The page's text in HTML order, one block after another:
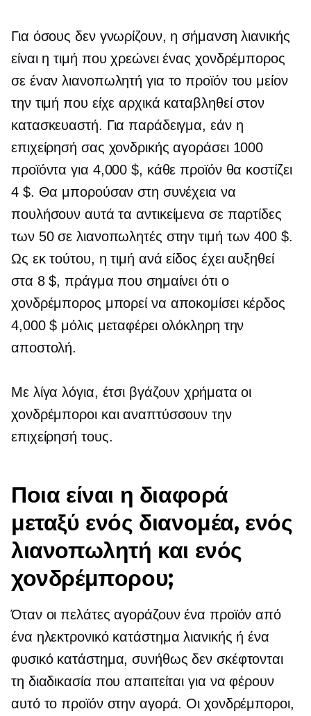
Για όσους δεν γνωρίζουν, η σήμανση λιανικής
είναι η τιμή που χρεώνει ένας χονδρέμπορος
σε έναν λιανοπωλητή για το προϊόν του μείον
την τιμή που είχε αρχικά καταβληθεί στον
κατασκευαστή. Για παράδειγμα, εάν η
επιχείρησή σας χονδρικής αγοράσει 1000
προϊόντα για 4,000 $, κάθε προϊόν θα κοστίζει
4 $. Θα μπορούσαν στη συνέχεια να
πουλήσουν αυτά τα αντικείμενα σε παρτίδες
των 50 σε λιανοπωλητές στην τιμή των 400 $.
Ως εκ τούτου, η τιμή ανά είδος έχει αυξηθεί
στα 8 $, πράγμα που σημαίνει ότι ο
χονδρέμπορος μπορεί να αποκομίσει κέρδος
4,000 $ μόλις μεταφέρει ολόκληρη την
αποστολή.
Με λίγα λόγια, έτσι βγάζουν χρήματα οι
χονδρέμποροι και αναπτύσσουν την
επιχείρησή τους.
Ποια είναι η διαφορά
μεταξύ ενός διανομέα, ενός
λιανοπωλητή και ενός
χονδρέμπορου;
Όταν οι πελάτες αγοράζουν ένα προϊόν από
ένα ηλεκτρονικό κατάστημα λιανικής ή ένα
φυσικό κατάστημα, συνήθως δεν σκέφτονται
τη διαδικασία που απαιτείται για να φέρουν
αυτό το προϊόν στην αγορά. Οι χονδρέμποροι,